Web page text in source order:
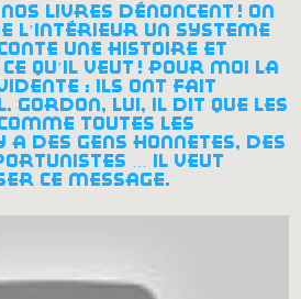
livres dénoncent ! on
l’intérieur un système
une histoire et
qu’il veut ! pour moi la
: ils ont fait
gordon, lui, il dit que les
toutes les
des gens honnêtes, des
… il veut
ce message.